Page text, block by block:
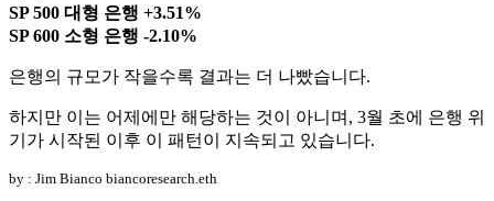
SP 500 대형 은행 +3.51%
SP 600 소형 은행 -2.10%
은행의 규모가 작을수록 결과는 더 나빴습니다.
하지만 이는 어제에만 해당하는 것이 아니며, 3월 초에 은행 위
기가 시작된 이후 이 패턴이 지속되고 있습니다.
by : Jim Bianco biancoresearch.eth